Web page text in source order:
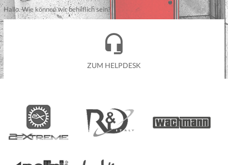
Hallo. Wie können wir behilflich sein?
ZUM HELPDESK